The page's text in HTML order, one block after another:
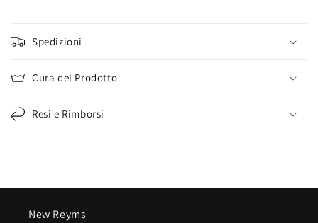
o
n
t
e
u
Spedizioni
Cura del Prodotto
Resi e Rimborsi
New Reyms